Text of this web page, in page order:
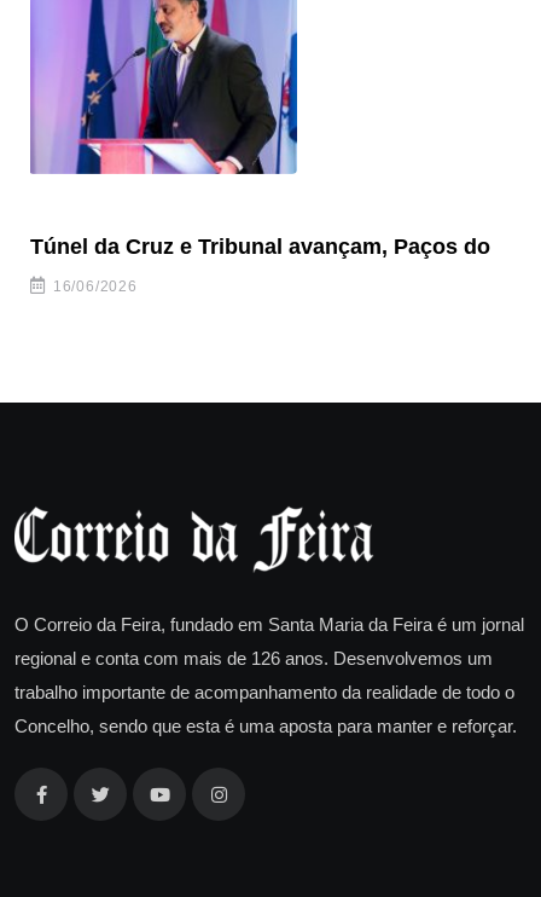
Túnel da Cruz e Tribunal avançam, Paços do
16/06/2026
O Correio da Feira, fundado em Santa Maria da Feira é um jornal
regional e conta com mais de 126 anos. Desenvolvemos um
trabalho importante de acompanhamento da realidade de todo o
Concelho, sendo que esta é uma aposta para manter e reforçar.